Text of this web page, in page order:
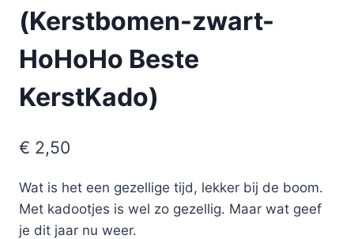
(Kerstbomen-zwart-
HoHoHo Beste
KerstKado)
€ 2,50
Wat is het een gezellige tijd, lekker bij de boom.
Met kadootjes is wel zo gezellig. Maar wat geef
je dit jaar nu weer.